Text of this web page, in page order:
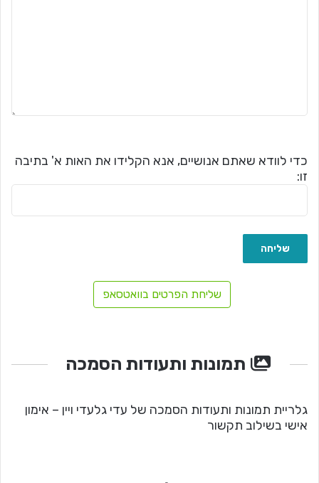
כדי לוודא שאתם אנושיים, אנא הקלידו את האות א' בתיבה
זו:
שליחת הפרטים בוואטסאפ
תמונות ותעודות הסמכה
גלריית תמונות ותעודות הסמכה של עדי גלעדי ויין – אימון
אישי בשילוב תקשור